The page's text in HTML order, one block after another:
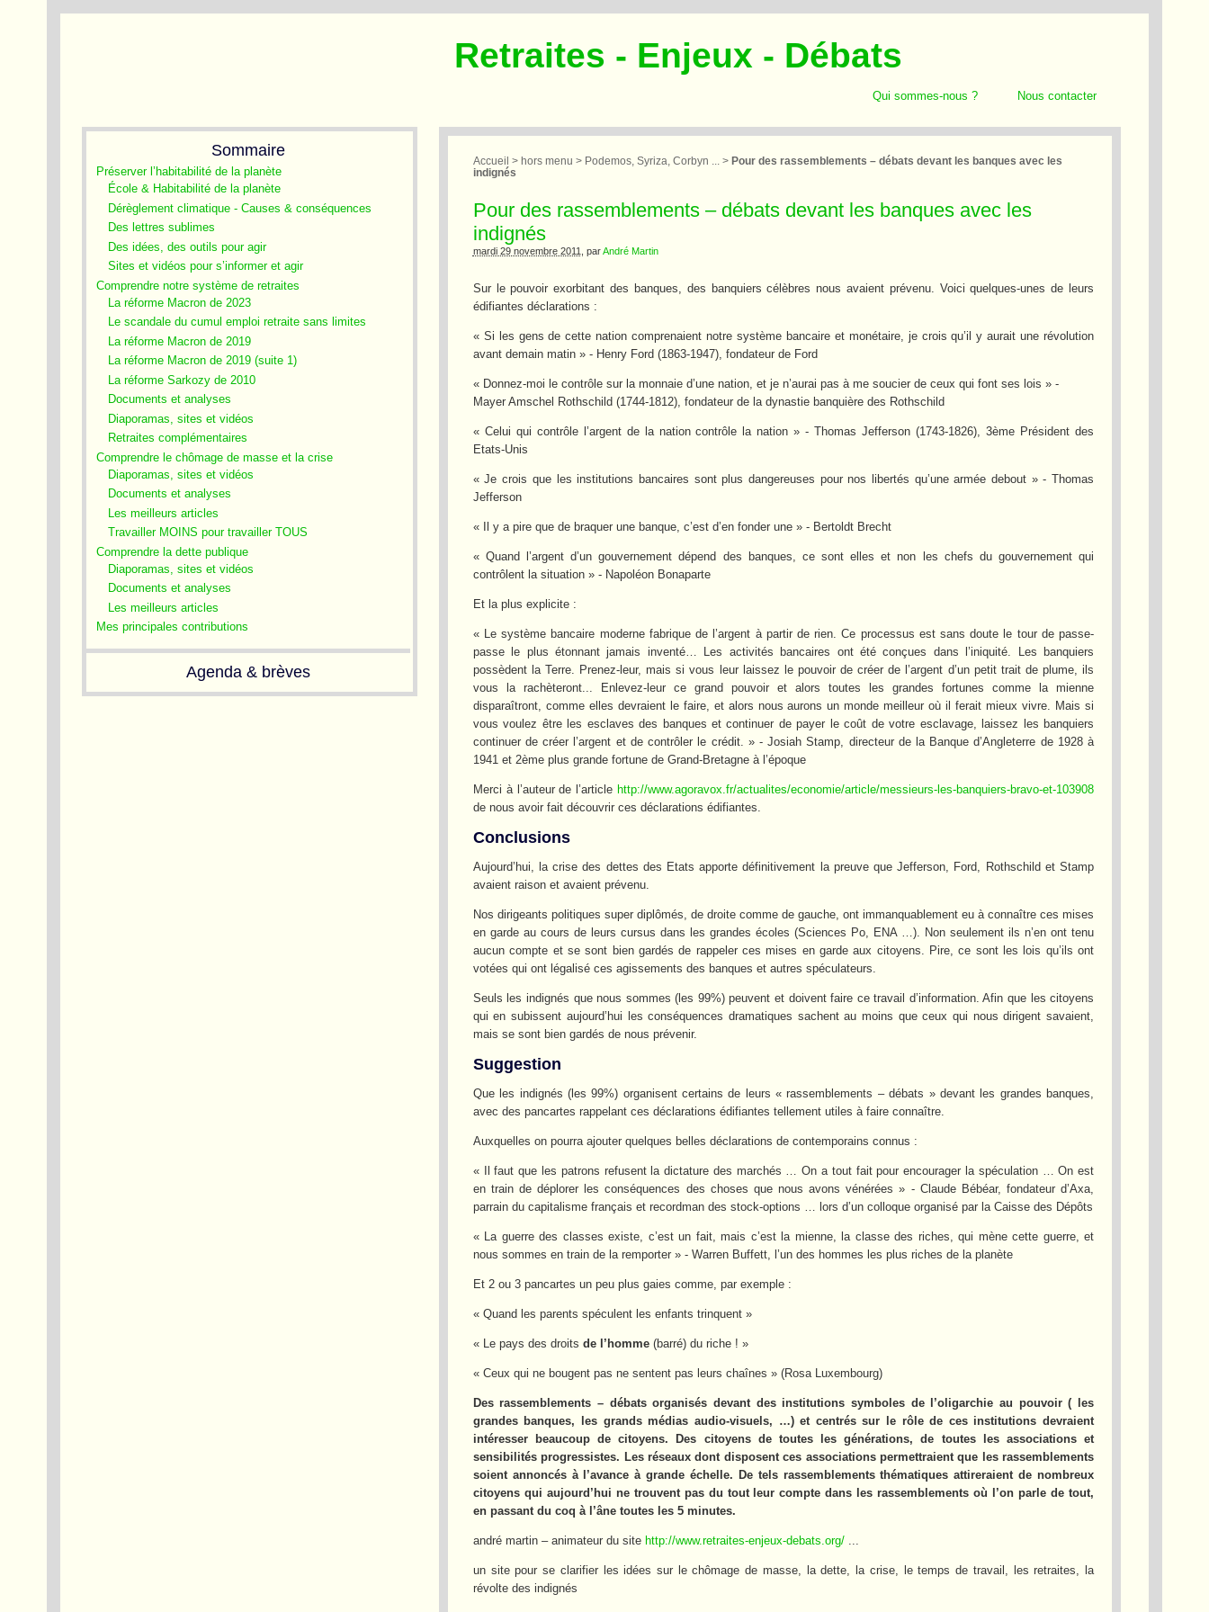
Retraites - Enjeux - Débats
Qui sommes-nous ? Nous contacter
Sommaire
Préserver l’habitabilité de la planète
École & Habitabilité de la planète
Dérèglement climatique - Causes & conséquences
Des lettres sublimes
Des idées, des outils pour agir
Sites et vidéos pour s’informer et agir
Comprendre notre système de retraites
La réforme Macron de 2023
Le scandale du cumul emploi retraite sans limites
La réforme Macron de 2019
La réforme Macron de 2019 (suite 1)
La réforme Sarkozy de 2010
Documents et analyses
Diaporamas, sites et vidéos
Retraites complémentaires
Comprendre le chômage de masse et la crise
Diaporamas, sites et vidéos
Documents et analyses
Les meilleurs articles
Travailler MOINS pour travailler TOUS
Comprendre la dette publique
Diaporamas, sites et vidéos
Documents et analyses
Les meilleurs articles
Mes principales contributions
Agenda & brèves
Accueil > hors menu > Podemos, Syriza, Corbyn ... > Pour des rassemblements – débats devant les banques avec les
indignés
Pour des rassemblements – débats devant les banques avec les
indignés
mardi 29 novembre 2011 , parAndré Martin
Sur le pouvoir exorbitant des banques, des banquiers célèbres nous avaient prévenu. Voici quelques-unes de leurs
édifiantes déclarations :
« Si les gens de cette nation comprenaient notre système bancaire et monétaire, je crois qu’il y aurait une révolution
avant demain matin » - Henry Ford (1863-1947), fondateur de Ford
« Donnez-moi le contrôle sur la monnaie d’une nation, et je n’aurai pas à me soucier de ceux qui font ses lois » -
Mayer Amschel Rothschild (1744-1812), fondateur de la dynastie banquière des Rothschild
« Celui qui contrôle l’argent de la nation contrôle la nation » - Thomas Jefferson (1743-1826), 3ème Président des
Etats-Unis
« Je crois que les institutions bancaires sont plus dangereuses pour nos libertés qu’une armée debout » - Thomas
Jefferson
« Il y a pire que de braquer une banque, c’est d’en fonder une » - Bertoldt Brecht
« Quand l’argent d’un gouvernement dépend des banques, ce sont elles et non les chefs du gouvernement qui
contrôlent la situation » - Napoléon Bonaparte
Et la plus explicite :
« Le système bancaire moderne fabrique de l’argent à partir de rien. Ce processus est sans doute le tour de passe-
passe le plus étonnant jamais inventé… Les activités bancaires ont été conçues dans l’iniquité. Les banquiers
possèdent la Terre. Prenez-leur, mais si vous leur laissez le pouvoir de créer de l’argent d’un petit trait de plume, ils
vous la rachèteront... Enlevez-leur ce grand pouvoir et alors toutes les grandes fortunes comme la mienne
disparaîtront, comme elles devraient le faire, et alors nous aurons un monde meilleur où il ferait mieux vivre. Mais si
vous voulez être les esclaves des banques et continuer de payer le coût de votre esclavage, laissez les banquiers
continuer de créer l’argent et de contrôler le crédit. » - Josiah Stamp, directeur de la Banque d’Angleterre de 1928 à
1941 et 2ème plus grande fortune de Grand-Bretagne à l’époque
Merci à l’auteur de l’article http://www.agoravox.fr/actualites/economie/article/messieurs-les-banquiers-bravo-et-103908
de nous avoir fait découvrir ces déclarations édifiantes.
Conclusions
Aujourd’hui, la crise des dettes des Etats apporte définitivement la preuve que Jefferson, Ford, Rothschild et Stamp
avaient raison et avaient prévenu.
Nos dirigeants politiques super diplômés, de droite comme de gauche, ont immanquablement eu à connaître ces mises
en garde au cours de leurs cursus dans les grandes écoles (Sciences Po, ENA …). Non seulement ils n’en ont tenu
aucun compte et se sont bien gardés de rappeler ces mises en garde aux citoyens. Pire, ce sont les lois qu’ils ont
votées qui ont légalisé ces agissements des banques et autres spéculateurs.
Seuls les indignés que nous sommes (les 99%) peuvent et doivent faire ce travail d’information. Afin que les citoyens
qui en subissent aujourd’hui les conséquences dramatiques sachent au moins que ceux qui nous dirigent savaient,
mais se sont bien gardés de nous prévenir.
Suggestion
Que les indignés (les 99%) organisent certains de leurs « rassemblements – débats » devant les grandes banques,
avec des pancartes rappelant ces déclarations édifiantes tellement utiles à faire connaître.
Auxquelles on pourra ajouter quelques belles déclarations de contemporains connus :
« Il faut que les patrons refusent la dictature des marchés … On a tout fait pour encourager la spéculation … On est
en train de déplorer les conséquences des choses que nous avons vénérées » - Claude Bébéar, fondateur d’Axa,
parrain du capitalisme français et recordman des stock-options … lors d’un colloque organisé par la Caisse des Dépôts
« La guerre des classes existe, c’est un fait, mais c’est la mienne, la classe des riches, qui mène cette guerre, et
nous sommes en train de la remporter » - Warren Buffett, l’un des hommes les plus riches de la planète
Et 2 ou 3 pancartes un peu plus gaies comme, par exemple :
« Quand les parents spéculent les enfants trinquent »
« Le pays des droits de l’homme(barré) du riche ! »
« Ceux qui ne bougent pas ne sentent pas leurs chaînes » (Rosa Luxembourg)
Des rassemblements – débats organisés devant des institutions symboles de l’oligarchie au pouvoir ( les
grandes banques, les grands médias audio-visuels, …) et centrés sur le rôle de ces institutions devraient
intéresser beaucoup de citoyens. Des citoyens de toutes les générations, de toutes les associations et
sensibilités progressistes. Les réseaux dont disposent ces associations permettraient que les rassemblements
soient annoncés à l’avance à grande échelle. De tels rassemblements thématiques attireraient de nombreux
citoyens qui aujourd’hui ne trouvent pas du tout leur compte dans les rassemblements où l’on parle de tout,
en passant du coq à l’âne toutes les 5 minutes.
andré martin – animateur du site http://www.retraites-enjeux-debats.org/...
un site pour se clarifier les idées sur le chômage de masse, la dette, la crise, le temps de travail, les retraites, la
révolte des indignés